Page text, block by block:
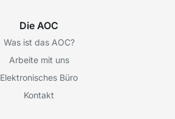
Die AOC
Was ist das AOC?
Arbeite mit uns
Elektronisches Büro
Kontakt